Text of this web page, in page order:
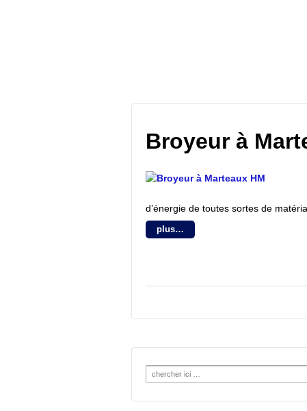
Broyeur à
d’énergie de toutes sortes de
plus…
Search
for: